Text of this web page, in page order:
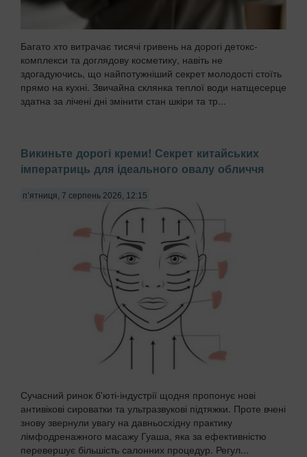
Багато хто витрачає тисячі гривень на дорогі детокс-
комплекси та доглядову косметику, навіть не
здогадуючись, що найпотужніший секрет молодості стоїть
прямо на кухні. Звичайна склянка теплої води натщесерце
здатна за лічені дні змінити стан шкіри та тр...
Викиньте дорогі креми! Секрет китайських
імператриць для ідеального овалу обличчя
п’ятниця, 7 серпень 2026, 12:15
Сучасний ринок б'юті-індустрії щодня пропонує нові
антивікові сироватки та ультразвукові підтяжки. Проте вчені
знову звернули увагу на давньосхідну практику
лімфодренажного масажу Гуаша, яка за ефективністю
перевершує більшість салонних процедур. Регул...